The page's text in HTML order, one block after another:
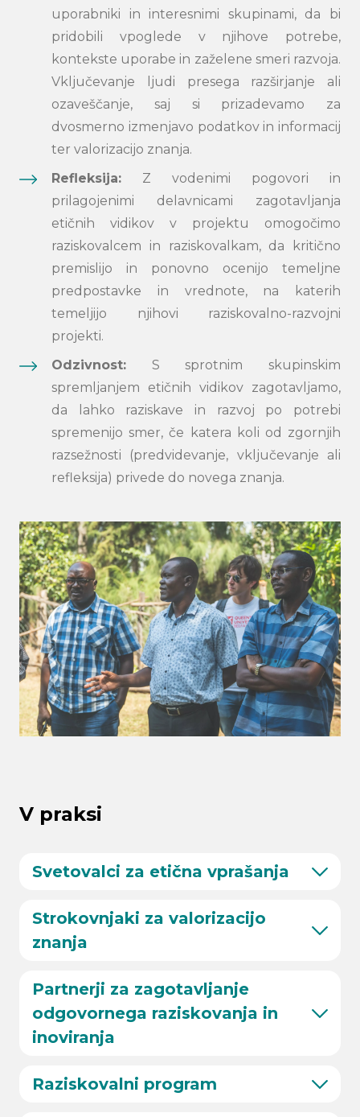
uporabniki in interesnimi skupinami, da bi
pridobili vpogled e v njihove potrebe,
kontekste uporabe in zaželene smeri razvoja.
Vključevanje
ljudi presega razširjanje ali
ozaveščanje, saj si prizadevamo za
dvosmerno izmenjavo podatkov in informacij
ter valorizacijo znanja.
Refleksija: Z vodenimi
pogovori in
prilagojenimi delavnicami zagotavljanja
etičnih vidikov v projektu omogočimo
raziskovalcem
in raziskovalkam, da kritično
premislijo in ponovno ocenijo temeljne
predpostavke in vrednote, na katerih
temeljijo njihovi
raziskovalno-razvojni
projekti.
Odzivnost:
S sprotnim skupinskim
spremljanjem
etičnih vidikov zagotav ljamo,
da lahko raziskave in razvoj po potrebi
spremenijo smer, če katera koli od zgornjih
razsežnosti (predvidevanje, vključevanje ali
refleksija) privede do novega znanja.
V praksi
Svetovalci za etična vprašanja
Strokovnjaki za valorizacijo
znanja
Partnerji za zagotavljanje
odgovornega raziskovanja in
inoviranja
Raziskovalni program